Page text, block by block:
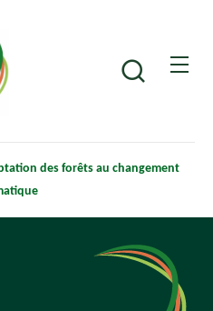
des forêts au changement